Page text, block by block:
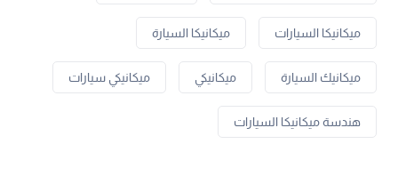
ميكانيكا السيارات ميكانيكا السيارة
ميكانيك السيارة ميكانيكي ميكانيكي سيارات
هندسة ميكانيكا السيارات